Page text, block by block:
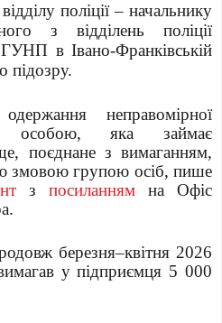
поліції – начальнику
з відділень поліції
в Івано-Франківській
підозру.
неправомірної
особою, яка займає
поєднане з вимаганням,
змовою групою осіб, пише
з посиланням на Офіс
березня–квітня 2026
у підприємця 5 000